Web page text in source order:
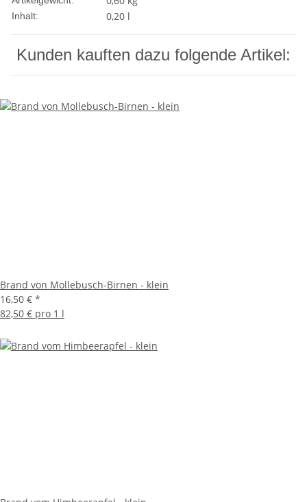
Inhalt: 0,20 l
Kunden kauften dazu folgende Artikel:
Brand von Mollebusch-Birnen - klein
16,50 € *
82,50 € pro 1 l